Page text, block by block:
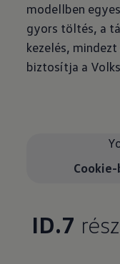
modellben
gyors töltés, a
kezelés,
biztosítja a
ID.7